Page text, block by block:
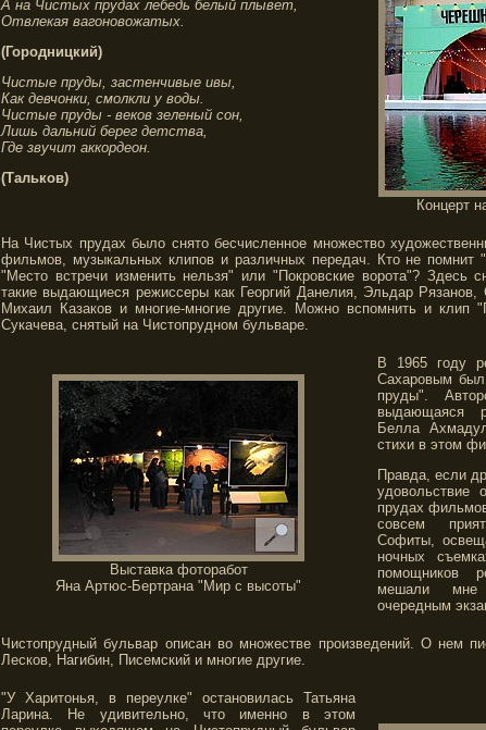
А на Чистых прудах лебедь белый плывет,
Отвлекая вагоновожатых.
(Городницкий)
Чистые пруды, застенчивые ивы,
Как девчонки, смолкли у воды.
Чистые пруды - веков зеленый сон,
Лишь дальний берег детства,
Где звучит аккордеон.
(Тальков)
Концерт
На Чистых прудах было снято бесчисленное множество
фильмов, музыкальных клипов и различных передач. Кто не
"Место встречи изменить нельзя" или "Покровские ворота"? Здесь
такие выдающиеся режиссеры как Георгий Данелия, Эльдар Рязанов,
Михаил Казаков и многие-многие другие. Можно вспомнить и клип
Сукачева, снятый на Чистопрудном бульваре.
Выставка фоторабот
Яна Артюс-Бертрана "Мир с высоты"
В 1965 году
Сахаровым
пруды".
выдающаяся
Белла
стихи в этом
Правда, если
удовольствие
прудах
совсем
Софиты,
ночных
помощников
мешали мне
очередным
Чистопрудный бульвар описан во множестве произведений. О нем
Лесков, Нагибин, Писемский и многие другие.
"У Харитонья, в переулке" остановилась Татьяна
Ларина. Не удивительно, что именно в этом